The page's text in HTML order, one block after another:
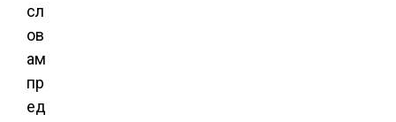
сл
ов
ам
пр
ед